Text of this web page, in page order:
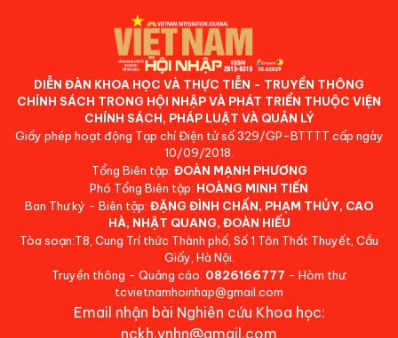
DIỄN ĐÀN KHOA HỌC VÀ THỰC TIỄN - TRUYỀN THÔNG
CHÍNH SÁCH TRONG HỘI NHẬP VÀ PHÁT TRIỂN THUỘC VIỆN
CHÍNH SÁCH, PHÁP LUẬT VÀ QUẢN LÝ
Giấy phép hoạt động Tạp chí Điện tử số 329/GP-BTTTT cấp ngày
10/09/2018.
Tổng Biên tập: ĐOÀN MẠNH PHƯƠNG
Phó Tổng Biên tập: HOÀNG MINH TIẾN
Ban Thư ký - Biên tập: ĐẶNG ĐÌNH CHẤN, PHẠM THỦY, CAO
HÀ, NHẬT QUANG, ĐOÀN HIẾU
Tòa soạn:T8, Cung Trí thức Thành phố, Số 1 Tôn Thất Thuyết, Cầu
Giấy, Hà Nội.
Truyền thông - Quảng cáo: 0826166777 - Hòm thư:
tcvietnamhoinhap@gmail.com
Email nhận bài Nghiên cứu Khoa học:
nckh.vnhn@gmail.com